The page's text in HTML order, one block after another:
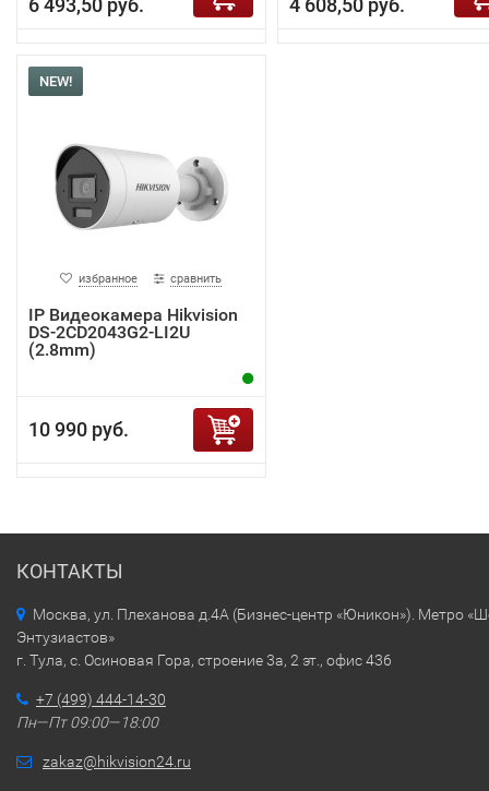
6 493,50 руб. 4 608,50 руб.
NEW!
избранное сравнить
IP Видеокамера Hikvision
DS-2CD2043G2-LI2U
(2.8mm)
10 990 руб.
КОНТАКТЫ
Москва, ул. Плеханова д.4А (Бизнес-центр «Юникон»). Метро
Энтузиастов»
г. Тула, с. Осиновая Гора, строение 3а, 2 эт., офис 436
+7 (499) 444-14-30
Пн—Пт 09:00—18:00
zakaz@hikvision24.ru